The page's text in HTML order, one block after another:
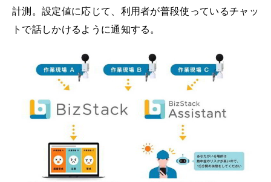
計測。設定値に応じて、利用者が普段使っているチャッ
トで話しかけるように通知する。